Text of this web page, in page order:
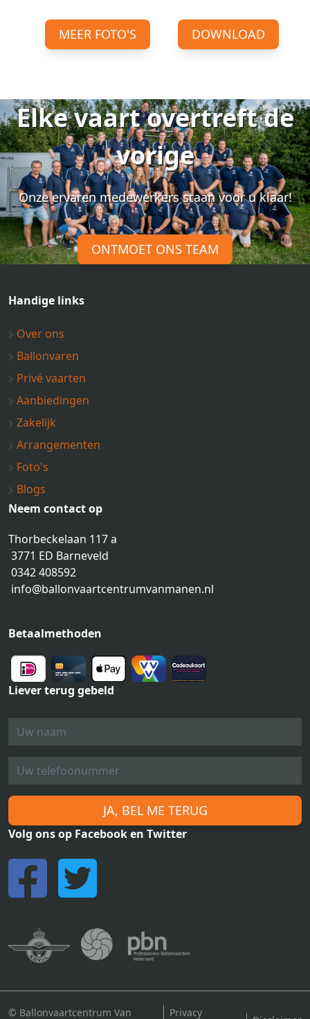
MEER FOTO'S DOWNLOAD
Elke vaart overtreft de
vorige
Onze ervaren medewerkers staan voor u klaar!
ONTMOET ONS TEAM
Handige links
Over ons
Ballonvaren
Privé vaarten
Aanbiedingen
Zakelijk
Arrangementen
Foto's
Blogs
Neem contact op
Thorbeckelaan 117 a
3771 ED Barneveld
0342 408592
info@ballonvaartcentrumvanmanen.nl
Betaalmethoden
Liever terug gebeld
JA, BEL ME TERUG
Volg ons op Facebook en Twitter
© Ballonvaartcentrum Van Privacy